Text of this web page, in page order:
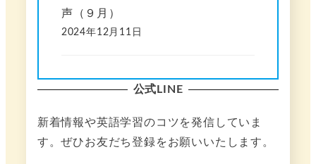
声（９月）
2024年12月11日
公式LINE
新着情報や英語学習のコツを発信していま
す。ぜひお友だち登録をお願いいたします。